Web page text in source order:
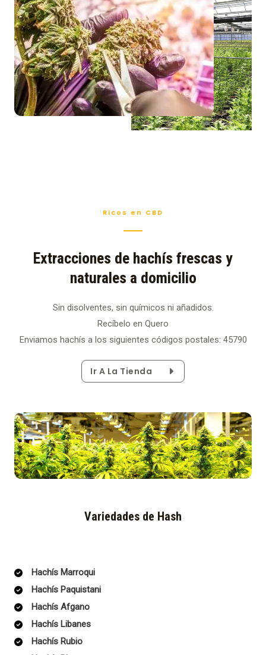
Ricos en CBD
Extracciones de hachís frescas y
naturales a domicilio
Sin disolventes, sin químicos ni añadidos.
Recíbelo en Quero
Enviamos hachís a los siguientes códigos postales: 45790
Ir A La Tienda
Variedades de Hash
Hachís Marroqui
Hachís Paquistani
Hachís Afgano
Hachís Libanes
Hachís Rubio